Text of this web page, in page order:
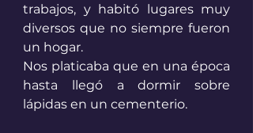
trabajos, y habitó lugares muy
diversos que no siempre fueron
un hogar.
Nos platicaba que en una época
hasta llegó a dormir sobre
lápidas en un cementerio.